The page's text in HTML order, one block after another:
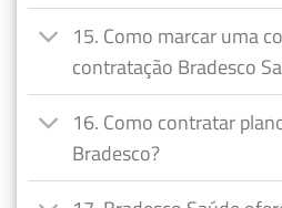
15. Como marcar uma
contratação Bradesco
16. Como contratar
Bradesco?